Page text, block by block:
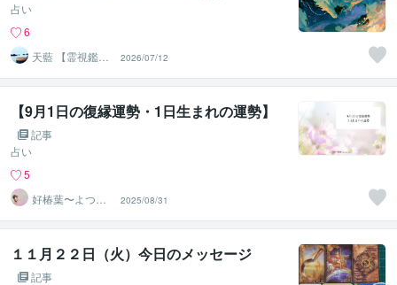
占い
6
天藍 【霊視鑑定
士】
2026/07/12
【9月1日の復縁運勢・1日生まれの運勢】
記事
占い
5
好椿葉〜よつ
ば〜
2025/08/31
１１月２２日（火）今日のメッセージ
記事